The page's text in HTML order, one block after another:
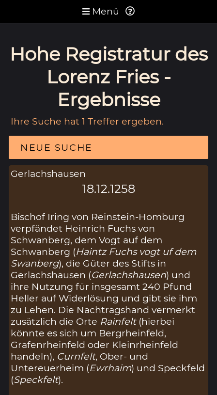
Menü
Hohe Registratur des
Lorenz Fries -
Ergebnisse
Ihre Suche hat 1 Treffer ergeben.
NEUE SUCHE
Gerlachshausen
18.12.1258
Bischof Iring von Reinstein-Homburg
verpfändet Heinrich Fuchs von
Schwanberg, dem Vogt auf dem
Schwanberg (Haintz Fuchs vogt uf dem
Swanberg), die Güter des Stifts in
Gerlachshausen (Gerlachshausen) und
ihre Nutzung für insgesamt 240 Pfund
Heller auf Widerlösung und gibt sie ihm
zu Lehen. Die Nachtragshand vermerkt
zusätzlich die Orte Rainfelt(hierbei
könnte es sich um Bergrheinfeld,
Grafenrheinfeld oder Kleinrheinfeld
handeln), Curnfelt, Ober- und
Untereuerheim (Ewrhaim) und Speckfeld
(Speckfelt).